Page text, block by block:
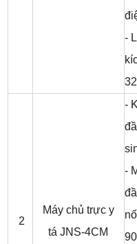
-
2
Máy chủ trực y
tá JNS-4CM
-
-